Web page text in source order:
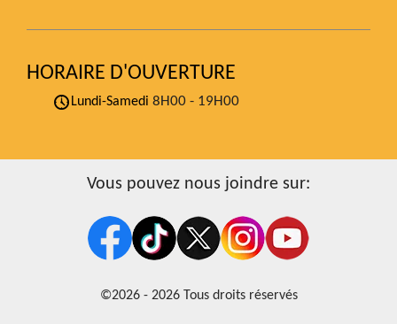
HORAIRE D'OUVERTURE
Lundi-Samedi 8H00 - 19H00
Vous pouvez nous joindre sur:
©2026 - 2026 Tous droits réservés